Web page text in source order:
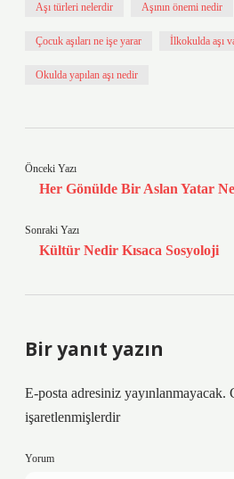
Aşı türleri nelerdir Aşının önemi nedir
Çocuk aşıları ne işe yarar İlkokulda aşı
Okulda yapılan aşı nedir
Önceki Yazı
Her Gönülde Bir Aslan Yatar
Sonraki Yazı
Kültür Nedir Kısaca Sosyoloji
Bir yanıt yazın
E-posta adresiniz yayınlanmayacak.
işaretlenmişlerdir
Yorum